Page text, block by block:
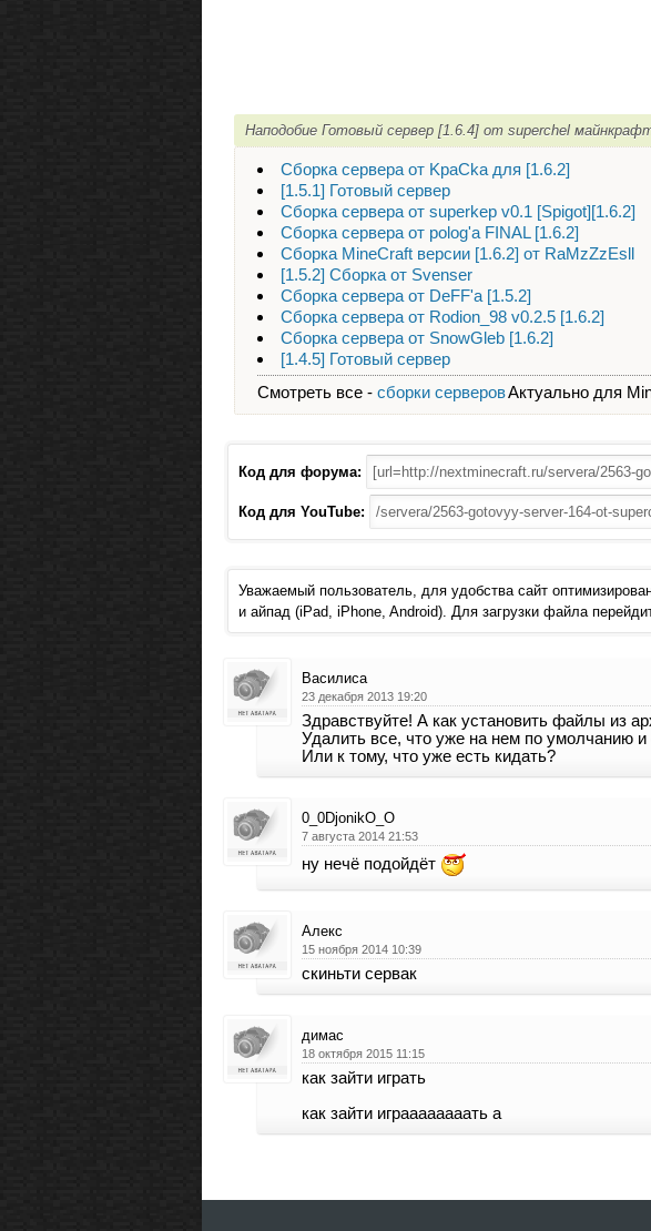
Наподобие Готовый сервер [1.6.4] от superchel
Сборка сервера от KpaCka для [1.6.2]
[1.5.1] Готовый сервер
Сборка сервера от superkep v0.1 [Spigot][1.6.2]
Сборка сервера от polog'a FINAL [1.6.2]
Сборка MineCraft версии [1.6.2] от RaMzZzEsll
[1.5.2] Сборка от Svenser
Сборка сервера от DeFF'a [1.5.2]
Сборка сервера от Rodion_98 v0.2.5 [1.6.2]
Сборка сервера от SnowGleb [1.6.2]
[1.4.5] Готовый сервер
Смотреть все - сборки серверовАктуально для
Код для форума:
Код для YouTube:
Уважаемый пользователь, для удобства сайт
и айпад (iPad, iPhone, Android). Для загрузки файла
Василиса
23 декабря 2013 19:20
Здравствуйте! А как установить файлы из
Удалить все, что уже на нем по умолчанию и
Или к тому, что уже есть кидать?
0_0DjonikО_О
7 августа 2014 21:53
ну нечё подойдёт
Алекс
15 ноября 2014 10:39
скиньти сервак
димас
18 октября 2015 11:15
как зайти играть
как зайти играааааааать а